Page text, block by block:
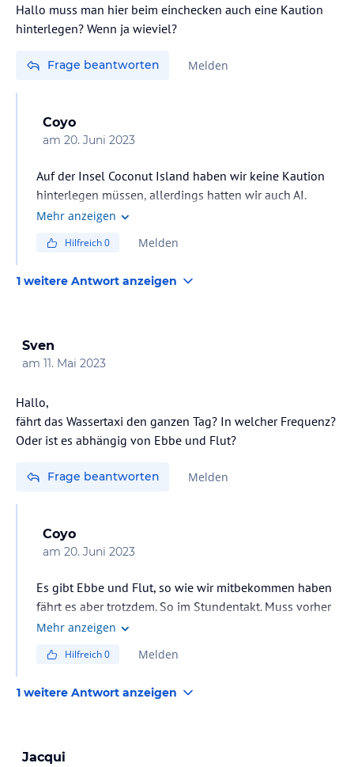
Hallo muss man hier beim einchecken auch eine Kaution
hinterlegen? Wenn ja wieviel?
Frage beantworten Melden
Coyo
am 20. Juni 2023
Auf der Insel Coconut Island haben wir keine Kaution
hinterlegen müssen, allerdings hatten wir auch AI.
Aktuell sind wir auf Naka Island, hier haben wir trotz
hinterlegen müssen. 1€ sind ca 34 THB. Wie wir
Gäste gibt, die die aktuellen Preise hier unterschätzt
Mehr anzeigen
Hilfreich0 Melden
1 weitere Antwort anzeigen
Sven
am 11. Mai 2023
Hallo,
fährt das Wassertaxi den ganzen Tag? In welcher Frequenz?
Oder ist es abhängig von Ebbe und Flut?
Frage beantworten Melden
Coyo
am 20. Juni 2023
Es gibt Ebbe und Flut, so wie wir mitbekommen haben
fährt es aber trotzdem. So im Stundentakt. Muss vorher
an der Rezeption gebucht werden, da bezahlt man und
kostet wissen wir leider nicht. Wir hatten AI, da war der
Mehr anzeigen
Hilfreich0 Melden
1 weitere Antwort anzeigen
Jacqui